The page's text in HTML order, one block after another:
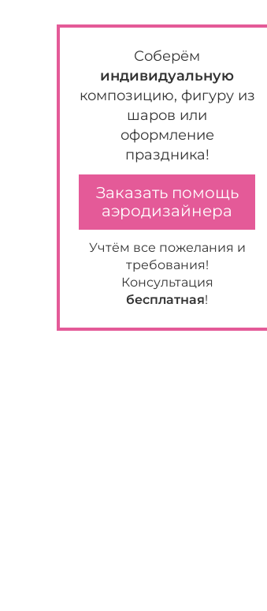
Соберём
индивидуальную
композицию, фигуру из
шаров или
оформление
праздника!
Заказать помощь
аэродизайнера
Учтём все пожелания и
требования!
Консультация
бесплатная!